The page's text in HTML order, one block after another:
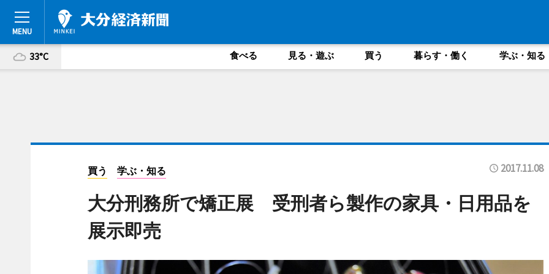
33°C 食べる 見る・遊ぶ 買う 暮らす・働く 学ぶ・知る
買う 学ぶ・知る 2017.11.08
大分刑務所で矯正展 受刑者ら製作の家具・日用品を
展示即売